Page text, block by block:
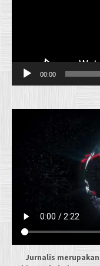
00:00
Jurnalis